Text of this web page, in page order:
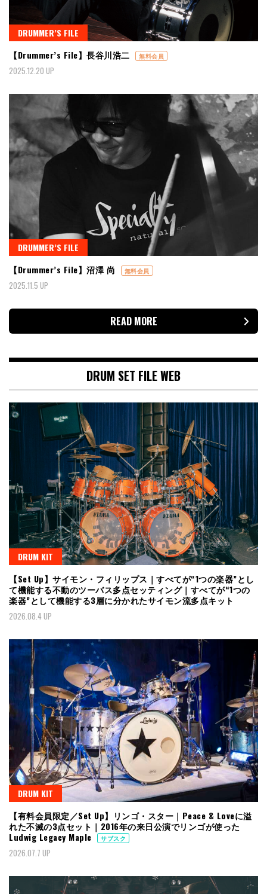
DRUMMER’S FILE
【Drummer’s File】長谷川浩二
無料会員
2025.12.20 UP
DRUMMER’S FILE
【Drummer’s File】沼澤 尚
無料会員
2025.11.5 UP
READ MORE
DRUM SET FILE WEB
DRUM KIT
【Set Up】サイモン・フィリップス｜すべてが“1つの楽器”とし
て機能する不動のツーバス多点セッティング｜すべてが“1つの
楽器”として機能する3層に分かれたサイモン流多点キット
2026.08.4 UP
DRUM KIT
【有料会員限定／Set Up】リンゴ・スター｜Peace & Loveに溢
れた不滅の3点セット｜2016年の来日公演でリンゴが使った
Ludwig Legacy Maple
サブスク
2026.07.7 UP